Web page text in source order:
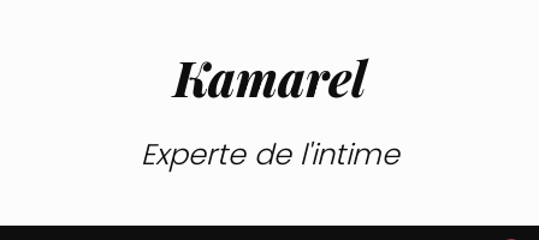
Kamarel
Experte de l'intime